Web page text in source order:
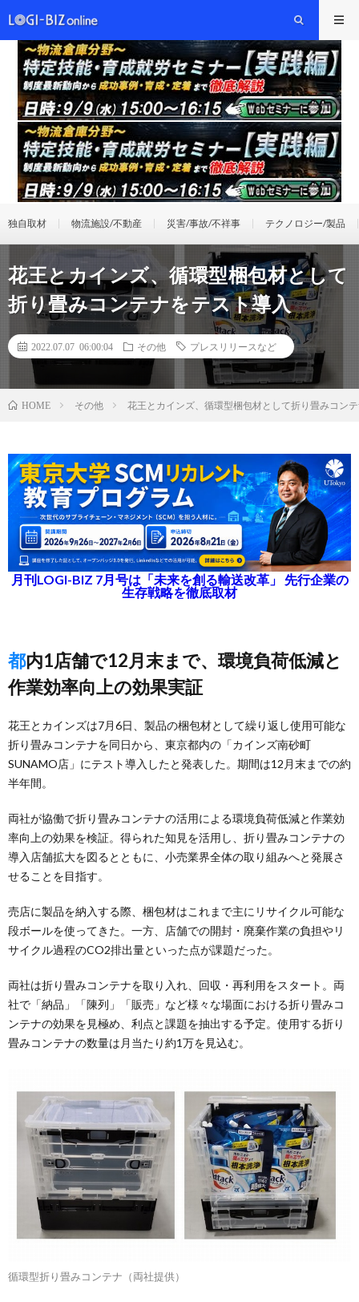
独自取材 物流施設/不動産 災害/事故/不祥事 テクノロジー/製品
花王とカインズ、循環型梱包材として
折り畳みコンテナをテスト導入
2022.07.07 06:00:04 その他 プレスリリースなど
HOME その他 花王とカインズ、循環型梱包材として折り畳みコン
月刊LOGI-BIZ 7月号は「未来を創る輸送改革」 先行企業の
生存戦略を徹底取材
都内1店舗で12月末まで、環境負荷低減と
作業効率向上の効果実証
花王とカインズは7月6日、製品の梱包材として繰り返し使用可能な
折り畳みコンテナを同日から、東京都内の「カインズ南砂町
SUNAMO店」にテスト導入したと発表した。期間は12月末までの約
半年間。
両社が協働で折り畳みコンテナの活用による環境負荷低減と作業効
率向上の効果を検証。得られた知見を活用し、折り畳みコンテナの
導入店舗拡大を図るとともに、小売業界全体の取り組みへと発展さ
せることを目指す。
売店に製品を納入する際、梱包材はこれまで主にリサイクル可能な
段ボールを使ってきた。一方、店舗での開封・廃棄作業の負担やリ
サイクル過程のCO2排出量といった点が課題だった。
両社は折り畳みコンテナを取り入れ、回収・再利用をスタート。両
社で「納品」「陳列」「販売」など様々な場面における折り畳みコ
ンテナの効果を見極め、利点と課題を抽出する予定。使用する折り
畳みコンテナの数量は月当たり約1万を見込む。
循環型折り畳みコンテナ（両社提供）